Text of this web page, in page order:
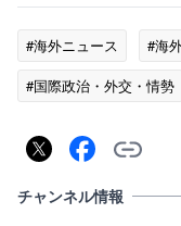
#海外ニュース #海
#国際政治・外交・情勢
チャンネル情報